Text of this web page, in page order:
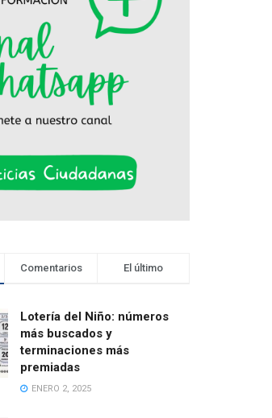
Comentarios El último
Lotería del Niño: números
más buscados y
terminaciones más
premiadas
ENERO 2, 2025